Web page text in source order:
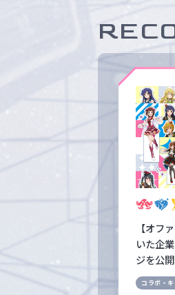
【オフ
いた企
ジを公
コラボ・